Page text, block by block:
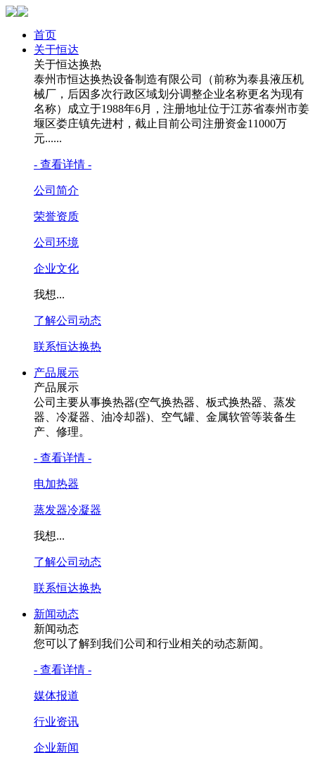
首页
关于恒达
关于恒达换热
泰州市恒达换热设备制造有限公司（前称为泰县液压机
械厂，后因多次行政区域划分调整企业名称更名为现有
名称）成立于1988年6月，注册地址位于江苏省泰州市姜
堰区娄庄镇先进村，截止目前公司注册资金11000万
元......
- 查看详情 -
公司简介
荣誉资质
公司环境
企业文化
我想...
了解公司动态
联系恒达换热
产品展示
产品展示
公司主要从事换热器(空气换热器、板式换热器、蒸发
器、冷凝器、油冷却器)、空气罐、金属软管等装备生
产、修理。
- 查看详情 -
电加热器
蒸发器冷凝器
我想...
了解公司动态
联系恒达换热
新闻动态
新闻动态
您可以了解到我们公司和行业相关的动态新闻。
- 查看详情 -
媒体报道
行业资讯
企业新闻